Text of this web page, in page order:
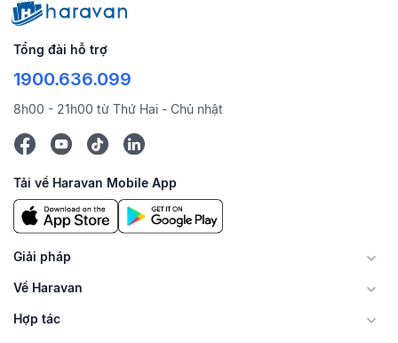
Tổng đài hỗ trợ
1900.636.099
8h00 - 21h00 từ Thứ Hai - Chủ nhật
Tải về Haravan Mobile App
Giải pháp
Về Haravan
Hợp tác